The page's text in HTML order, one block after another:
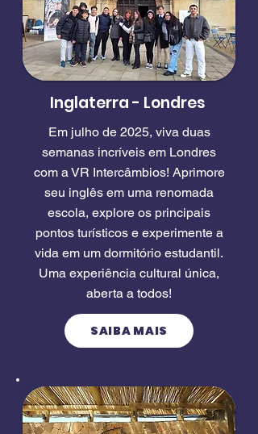
Inglaterra - Londres
Em julho de 2025, viva duas
semanas incríveis em Londres
com a VR Intercâmbios! Aprimore
seu inglês em uma renomada
escola, explore os principais
pontos turísticos e experimente a
vida em um dormitório estudantil.
Uma experiência cultural única,
aberta a todos!
SAIBA MAIS